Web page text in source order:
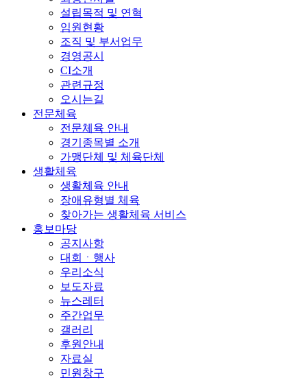
설립목적 및 연혁
임원현황
조직 및 부서업무
경영공시
CI소개
관련규정
오시는길
전문체육
전문체육 안내
경기종목별 소개
가맹단체 및 체육단체
생활체육
생활체육 안내
장애유형별 체육
찾아가는 생활체육 서비스
홍보마당
공지사항
대회ㆍ행사
우리소식
보도자료
뉴스레터
주간업무
갤러리
후원안내
자료실
민원창구